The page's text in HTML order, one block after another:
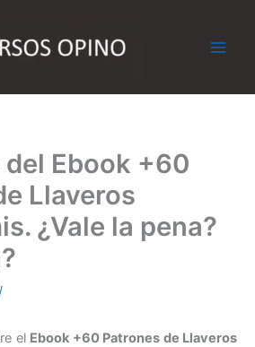
Ebook +60
Llaveros
¿Vale la pena?
/
el Ebook +60 Patrones de Llaveros